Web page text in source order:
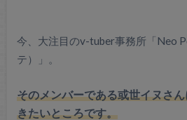
今、大注目のv-tuber事務所「Neo
テ）」。
そのメンバーである或世イヌさ
きたいところです。